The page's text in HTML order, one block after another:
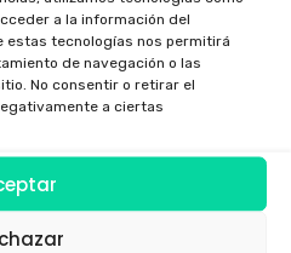
a la información del
estas tecnologías nos permitirá
de navegación o las
No consentir o retirar el
a ciertas
uso de drones en Galicia
en Galicia legalmente?
en Galicia: seguridad,
Drones